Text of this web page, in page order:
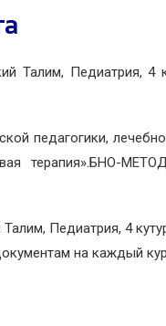
Талим, Педиатрия, 4
педагогики,
терапия».БНО-
Педиатрия, 4
на каждый